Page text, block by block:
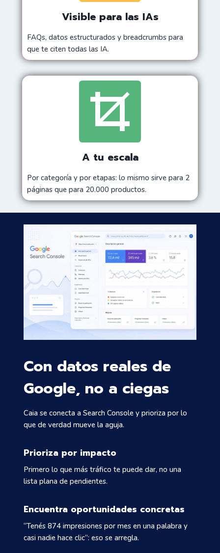
Visible para las IAs
FAQs, datos estructurados y breadcrumbs para
que te citen todas las IA.
A tu escala
Por categoría y por etapas: lo mismo sirve para 2
páginas que para 20.000 productos.
Con datos reales de
Google, no a ciegas
Caia se conecta a Search Console y prioriza por lo
que de verdad mueve la aguja.
Prioriza por impacto
Primero lo que más tráfico te puede dar, no una
lista plana de pendientes.
Encuentra oportunidades concretas
“Tenés 874 impresiones por mes en una palabra y
casi nadie hace clic”: eso se arregla.